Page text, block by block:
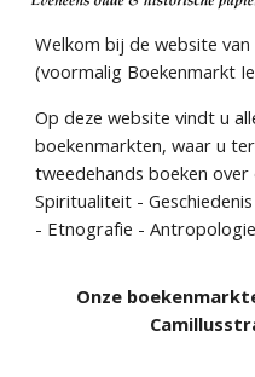
Welkom bij de website
(voormalig Boekenmarkt
Op deze website vindt u
boekenmarkten, waar u
tweedehands boeken over
Spiritualiteit -
- Etnografie -
Onze